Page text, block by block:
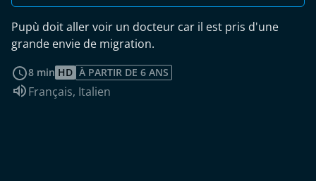
Pupù doit aller voir un docteur car il est pris d'une
grande envie de migration.
8 min HD À PARTIR DE 6 ANS
Audio :
Français, Italien